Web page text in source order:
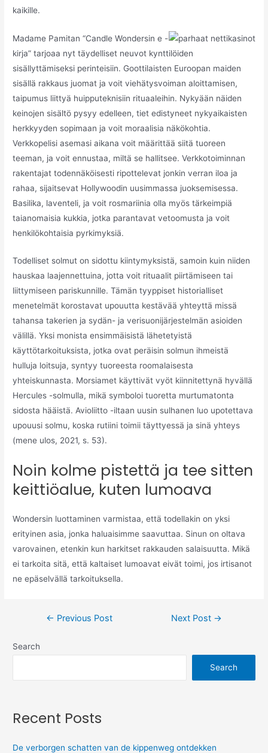
kaikille.
Madame Pamitan “Candle Wondersin e -
kirja” tarjoaa nyt täydelliset neuvot kynttilöiden
sisällyttämiseksi perinteisiin. Goottilaisten Euroopan maiden
sisällä rakkaus juomat ja voit viehätysvoiman aloittamisen,
taipumus liittyä huipputeknisiin rituaaleihin. Nykyään näiden
keinojen sisältö pysyy edelleen, tiet edistyneet nykyaikaisten
herkkyyden sopimaan ja voit moraalisia näkökohtia.
Verkkopelisi asemasi aikana voit määrittää siitä tuoreen
teeman, ja voit ennustaa, miltä se hallitsee. Verkkotoiminnan
rakentajat todennäköisesti ripottelevat jonkin verran iloa ja
rahaa, sijaitsevat Hollywoodin uusimmassa juoksemisessa.
Basilika, laventeli, ja voit rosmariinia olla myös tärkeimpiä
taianomaisia kukkia, jotka parantavat vetoomusta ja voit
henkilökohtaisia pyrkimyksiä.
Todelliset solmut on sidottu kiintymyksistä, samoin kuin niiden
hauskaa laajennettuina, jotta voit rituaalit piirtämiseen tai
liittymiseen pariskunnille. Tämän tyyppiset historialliset
menetelmät korostavat upouutta kestävää yhteyttä missä
tahansa takerien ja sydän- ja verisuonijärjestelmän asioiden
välillä. Yksi monista ensimmäisistä lähetetyistä
käyttötarkoituksista, jotka ovat peräisin solmun ihmeistä
hulluja loitsuja, syntyy tuoreesta roomalaisesta
yhteiskunnasta. Morsiamet käyttivät vyöt kiinnitettynä hyvällä
Hercules -solmulla, mikä symboloi tuoretta murtumatonta
sidosta hääistä. Avioliitto -iltaan uusin sulhanen luo upotettava
upouusi solmu, koska rutiini toimii täyttyessä ja sinä yhteys
(mene ulos, 2021, s. 53).
Noin kolme pistettä ja tee sitten
keittiöalue, kuten lumoava
Wondersin luottaminen varmistaa, että todellakin on yksi
erityinen asia, jonka haluaisimme saavuttaa. Sinun on oltava
varovainen, etenkin kun harkitset rakkauden salaisuutta. Mikä
ei tarkoita sitä, että kaltaiset lumoavat eivät toimi, jos irtisanot
ne epäselvällä tarkoituksella.
← Previous Post Next Post →
Search
Search
Recent Posts
De verborgen schatten van de kippenweg ontdekken